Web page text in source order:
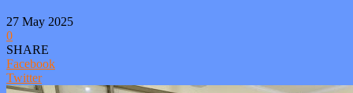
27 May 2025
0
SHARE
Facebook
Twitter